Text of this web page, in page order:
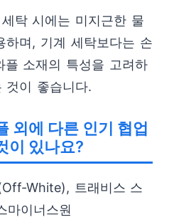
탁 시에는 미지근한 물
하며, 기계 세탁보다는 손
플 소재의 특성을 고려하
것이 좋습니다.
외에 다른 인기 협업
이 있나요?
White), 트래비스 스
이너스원